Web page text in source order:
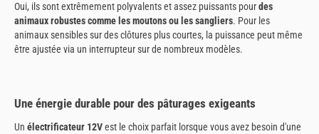
Oui, ils sont extrêmement polyvalents et assez puissants pourdes
animaux robustes comme les moutons ou les sangliers. Pour les
animaux sensibles sur des clôtures plus courtes, la puissance peut même
être ajustée via un interrupteur sur de nombreux modèles.
Une énergie durable pour des pâturages exigeants
Un électrificateur 12Vest le choix parfait lorsque vous avez besoin d'une